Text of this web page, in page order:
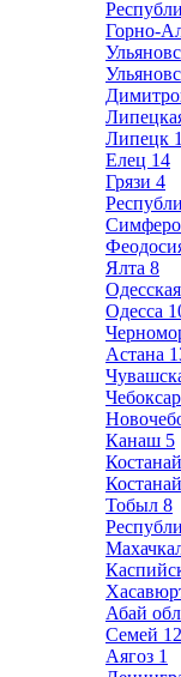
Горно-
Липецк
Елец 14
Грязи 4
Ялта 8
Одесса
Астана
Канаш 5
Костанай
Тобыл 8
Абай
Семей
Аягоз 1